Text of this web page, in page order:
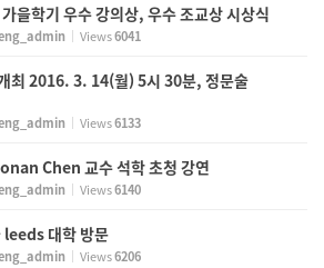
을학기 우수 강의상, 우수 조교상 시상식
Views6041
최 2016. 3. 14(월) 5시 30분, 정문술
Views6133
Chen 교수 석학 초청 강연
Views6140
대학 방문
Views6206